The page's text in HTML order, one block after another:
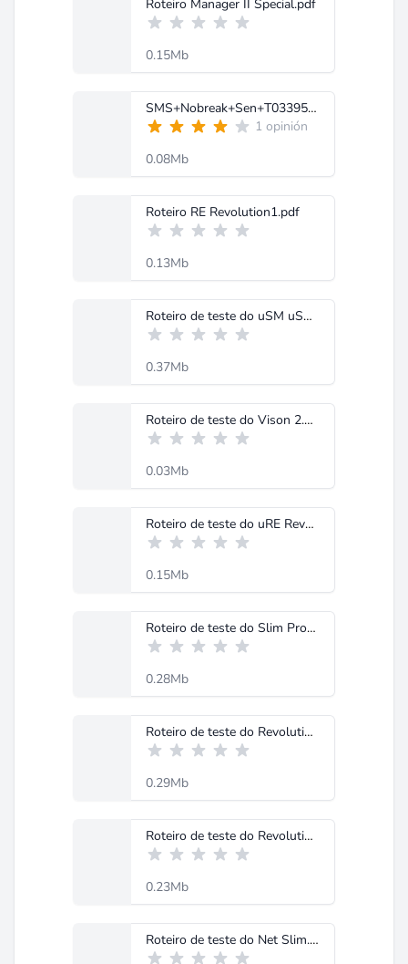
Roteiro Manager II Special.pdf
0.15Mb
SMS+Nobreak+Sen+T03395-02+Manager+1400+USB.pdf
1 opinión
0.08Mb
Roteiro RE Revolution1.pdf
0.13Mb
Roteiro de teste do uSM uSV.pdf
0.37Mb
Roteiro de teste do Vison 2.pdf
0.03Mb
Roteiro de teste do uRE Revolution2.pdf
0.15Mb
Roteiro de teste do Slim Professional.pdf
0.28Mb
Roteiro de teste do Revolution I TRUE RMS.pdf
0.29Mb
Roteiro de teste do Revolution II TRUE RMS.pdf
0.23Mb
Roteiro de teste do Net Slim.pdf